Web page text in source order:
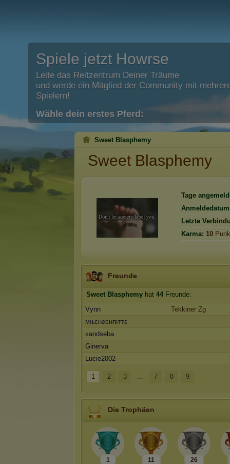
Spiele jetzt Howrse
Leite das Reitzentrum Deiner Träume
und werde ein Mitglied der Community mit
Spielern!
Wähle dein erstes Pferd:
Sweet Blasphemy
Sweet Blasphemy
Tage
Letzte
Karma: 10
Freunde
Sweet Blasphemy hat 44 Freunde:
Vynn
Tekkiner Zg
мıʟcнƨcнпıттε
sandseba
Ginerva
Lucie2002
1 2 3 ... 7 8 9
Die Trophäen
1 11 26